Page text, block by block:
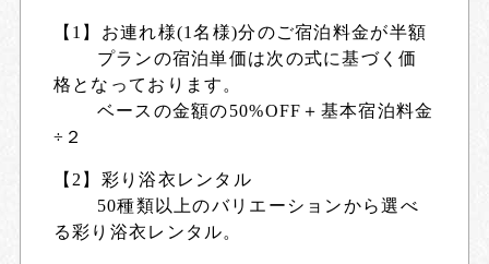
【1】お連れ様(1名様)分のご宿泊料金が半額
プランの宿泊単価は次の式に基づく価
格となっております。
ベースの金額の50%OFF＋基本宿泊料金
÷２
【2】彩り浴衣レンタル
50種類以上のバリエーションから選べ
る彩り浴衣レンタル。